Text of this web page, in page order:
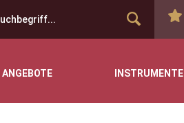
ANGEBOTE